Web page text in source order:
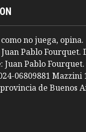
no juega, opina.
Pablo Fourquet.
Juan Pablo
06809881 Mazzini
de Buenos